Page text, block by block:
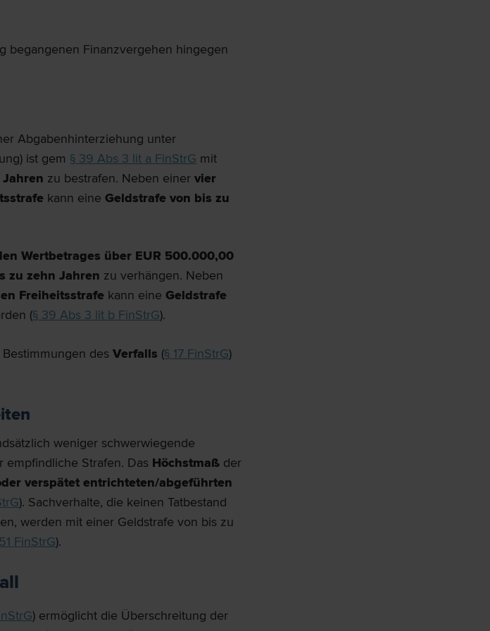
begangenen Finanzvergehen hingegen
Abgabenhinterziehung unter
ist gem § 39 Abs 3 lit a FinStrG mit
zu bestrafen. Neben einer vier
kann eine Geldstrafe von bis zu
Wertbetrages über EUR 500.000,00
zu zehn Jahren zu verhängen. Neben
Freiheitsstrafe kann eine Geldstrafe
(§ 39 Abs 3 lit b FinStrG).
des Verfalls (§ 17 FinStrG)
weniger schwerwiegende
empfindliche Strafen. Das Höchstmaß der
verspätet entrichteten/abgeführten
). Sachverhalte, die keinen Tatbestand
werden mit einer Geldstrafe von bis zu
FinStrG).
) ermöglicht die Überschreitung der